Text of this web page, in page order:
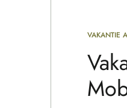
VAKANTIE